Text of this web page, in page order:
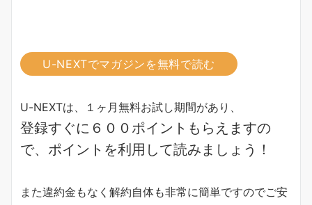
U-NEXTでマガジンを無料で読む
U-NEXTは、１ヶ月無料お試し期間があり、
登録すぐに６００ポイントもらえますの
で、ポイントを利用して読みましょう！
また違約金もなく解約自体も非常に簡単ですのでご安